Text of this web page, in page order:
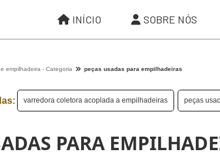
INÍCIO SOBRE NÓS
empilhadeira - Categoria peças usadas para empilhadeiras
varredora coletora acoplada a empilhadeiras peças
PARA